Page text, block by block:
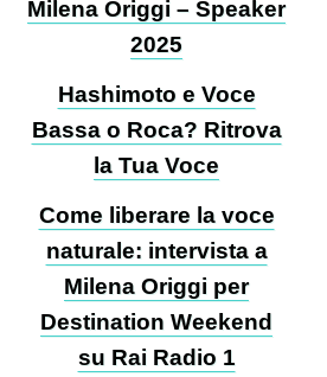
Milena Origgi – Speaker
2025
Hashimoto e Voce
Bassa o Roca? Ritrova
la Tua Voce
Come liberare la voce
naturale: intervista a
Milena Origgi per
Destination Weekend
su Rai Radio 1